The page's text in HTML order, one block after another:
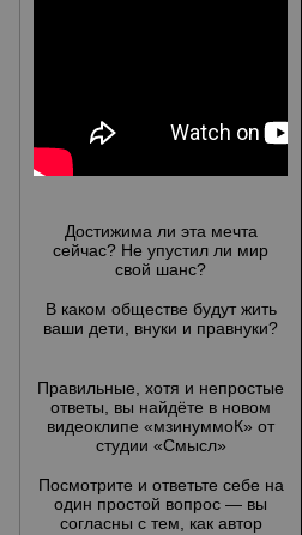
Достижима ли эта мечта
сейчас? Не упустил ли мир
свой шанс?
В каком обществе будут жить
ваши дети, внуки и правнуки?
Правильные, хотя и непростые
ответы, вы найдёте в новом
видеоклипе «мзинуммоК» от
студии «Смысл»
Посмотрите и ответьте себе на
один простой вопрос — вы
согласны с тем, как автор